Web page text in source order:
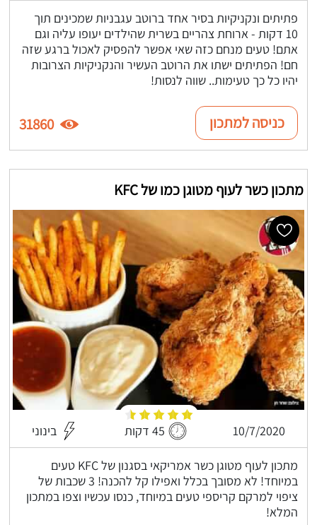
פתיתים ונקניקיות בסיר אחד ברוטב עגבניות שמכינים תוך
10 דקות - ארוחת צהריים בשרית שהילדים יעופו עליה וגם
אתם! טעים מנחם כזה שאי אפשר להפסיק לאכול ברגע שזה
חם! הפתיתים ישתו את הרוטב העשיר והנקניקיות הצרובות
יהיו כל כך טעימות.. שווה לנסות!
כניסה למתכון 31860
מתכון כשר לעוף מטוגן כמו של KFC
10/7/2020 45 דקות בינוני
מתכון לעוף מטוגן כשר אמריקאי בסגנון של KFC טעים
במיוחד! לא מסובך בכלל ואפילו קל להכנה! 3 שכבות של
ציפוי למרקם קריספי טעים במיוחד, כנסו עכשיו וצפו במתכון
המלא!